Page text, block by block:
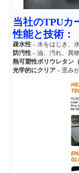
当社のTPUカ
性能と技術：
疎水性 – 水をはじき、
防汚性 – 油、汚れ、異
熱可塑性ポリウレタン（
光学的にクリア – 歪み